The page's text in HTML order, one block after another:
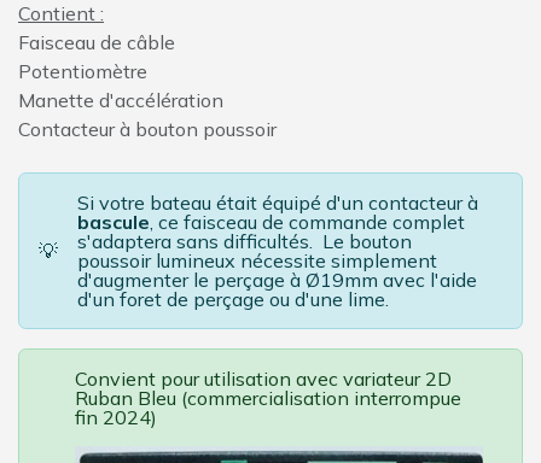
Contient :
Faisceau de câble
Potentiomètre
Manette d'accélération
Contacteur à bouton poussoir
💡
Si votre bateau était équipé d'un contacteur à
bascule, ce faisceau de commande complet
s'adaptera sans difficultés. Le bouton
poussoir lumineux nécessite simplement
d'augmenter le perçage à Ø19mm avec l'aide
d'un foret de perçage ou d'une lime.
Convient pour utilisation avec variateur 2D
Ruban Bleu (commercialisation interrompue
fin 2024)